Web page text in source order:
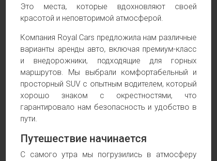
Это места, которые вдохновляют своей
красотой и неповторимой атмосферой.
Компания Royal Cars предложила нам различные
варианты аренды авто, включая премиум-класс
и внедорожники, подходящие для горных
маршрутов. Мы выбрали комфортабельный и
просторный SUV с опытным водителем, который
хорошо знаком с окрестностями, что
гарантировало нам безопасность и удобство в
пути.
Путешествие начинается
С самого утра мы погрузились в атмосферу